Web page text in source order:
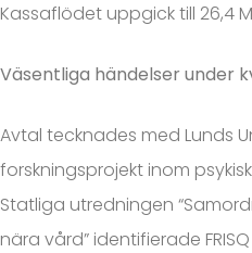
Kassaflödet uppgick till 26,4
Väsentliga händelser under
Avtal tecknades med Lunds
forskningsprojekt inom
Statliga utredningen
nära vård” identifierade